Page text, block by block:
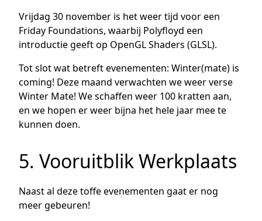
Vrijdag 30 november is het weer tijd voor een
Friday Foundations, waarbij Polyfloyd een
introductie geeft op OpenGL Shaders (GLSL).
Tot slot wat betreft evenementen: Winter(mate) is
coming! Deze maand verwachten we weer verse
Winter Mate! We schaffen weer 100 kratten aan,
en we hopen er weer bijna het hele jaar mee te
kunnen doen.
5. Vooruitblik Werkplaats
Naast al deze toffe evenementen gaat er nog
meer gebeuren!